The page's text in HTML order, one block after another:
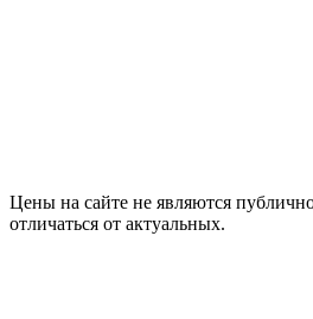
Цены на сайте не являются
отличаться от актуальных.